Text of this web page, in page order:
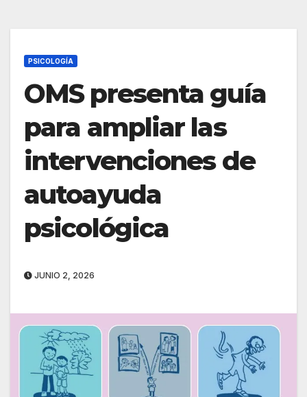
PSICOLOGÍA
OMS presenta guía
para ampliar las
intervenciones de
autoayuda
psicológica
JUNIO 2, 2026